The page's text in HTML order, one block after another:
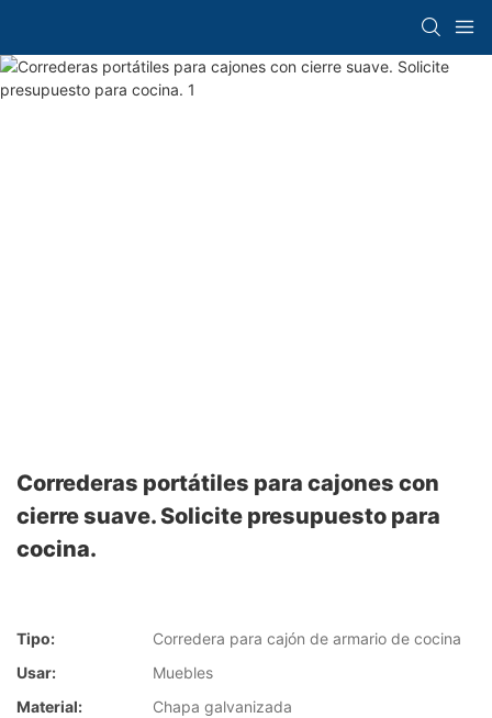
Correderas portátiles para cajones con
cierre suave. Solicite presupuesto para
cocina.
Tipo:
Corredera para cajón de armario de cocina
Usar:
Muebles
Material:
Chapa galvanizada